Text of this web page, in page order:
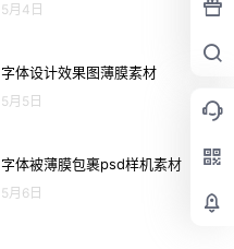
5月4日
字体设计效果图薄膜素材
5月5日
字体被薄膜包裹psd样机素材
5月6日